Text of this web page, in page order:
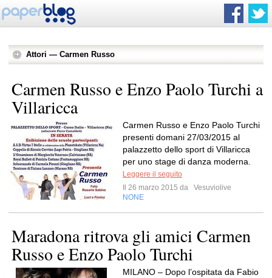
Attori — Carmen Russo
Carmen Russo e Enzo Paolo Turchi a
Villaricca
Carmen Russo e Enzo Paolo Turchi
presenti domani 27/03/2015 al
palazzetto dello sport di Villaricca
per uno stage di danza moderna.
Leggere il seguito
Il 26 marzo 2015 da
Vesuviolive
NONE
Maradona ritrova gli amici Carmen
Russo e Enzo Paolo Turchi
MILANO – Dopo l’ospitata da Fabio